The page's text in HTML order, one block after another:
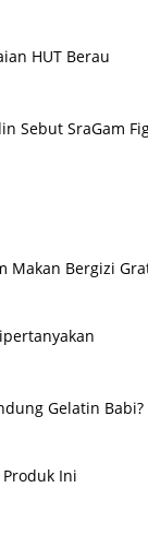
HUT Berau
Sebut SraGam
Makan Bergizi
Gelatin
Ini